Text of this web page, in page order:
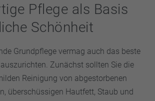
Pflege als Basis
Schönheit
Grundpflege vermag auch das beste
Zunächst sollten Sie die
Reinigung von abgestorbenen
überschüssigen Hautfett, Staub und